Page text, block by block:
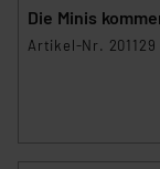
Die Minis
Artikel-Nr. 201129